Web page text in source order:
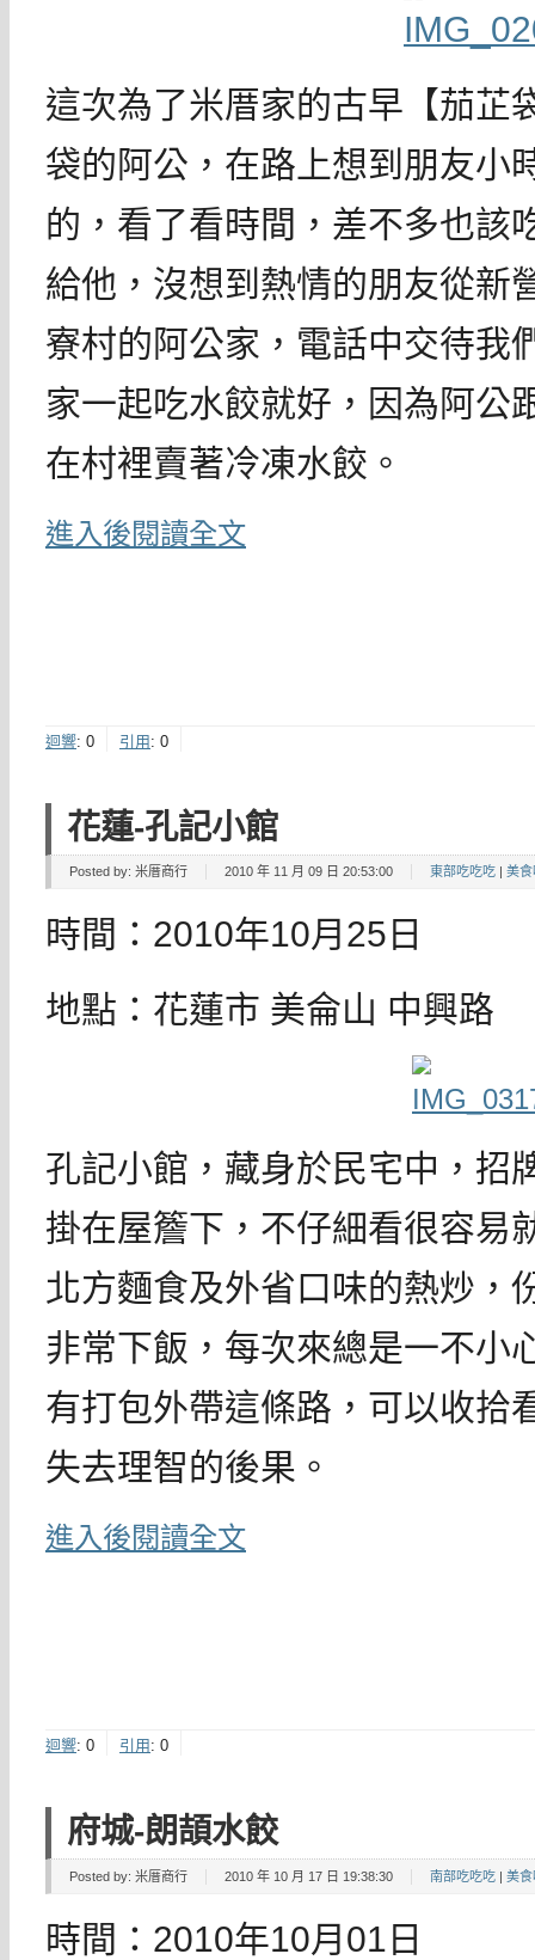
這次為了米厝家的古早【茄芷
袋的阿公，在路上想到朋友小
的，看了看時間，差不多也該
給他，沒想到熱情的朋友從新
寮村的阿公家，電話中交待我
家一起吃水餃就好，因為阿公
在村裡賣著冷凍水餃。
進入後閱讀全文
迴響: 0 引用: 0
花蓮-孔記小館
Posted by: 米厝商行 2010 年 11 月 09 日 20:53:00 東部吃吃吃 | 美食
時間：2010年10月25日
地點：花蓮市 美侖山 中興路
孔記小館，藏身於民宅中，招
掛在屋簷下，不仔細看很容易
北方麵食及外省口味的熱炒，
非常下飯，每次來總是一不小
有打包外帶這條路，可以收拾
失去理智的後果。
進入後閱讀全文
迴響: 0 引用 : 0
府城-朗頡水餃
Posted by: 米厝商行 2010 年 10 月 17 日 19:38:30 南部吃吃吃 | 美食
時間：2010年10月01日